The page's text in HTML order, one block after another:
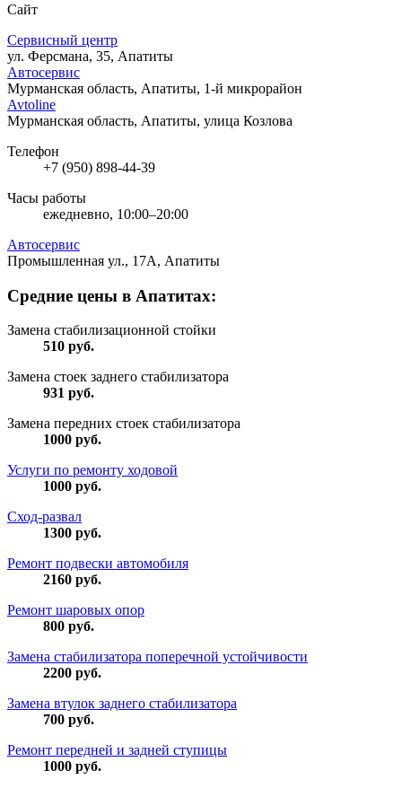
Сайт
Сервисный центр
ул. Ферсмана, 35, Апатиты
Автосервис
Мурманская область, Апатиты, 1-й микрорайон
Avtoline
Мурманская область, Апатиты, улица Козлова
Телефон
+7 (950) 898-44-39
Часы работы
ежедневно, 10:00–20:00
Автосервис
Промышленная ул., 17А, Апатиты
Средние цены в Апатитах:
Замена стабилизационной стойки
510 руб.
Замена стоек заднего стабилизатора
931 руб.
Замена передних стоек стабилизатора
1000 руб.
Услуги по ремонту ходовой
1000 руб.
Сход-развал
1300 руб.
Ремонт подвески автомобиля
2160 руб.
Ремонт шаровых опор
800 руб.
Замена стабилизатора поперечной устойчивости
2200 руб.
Замена втулок заднего стабилизатора
700 руб.
Ремонт передней и задней ступицы
1000 руб.